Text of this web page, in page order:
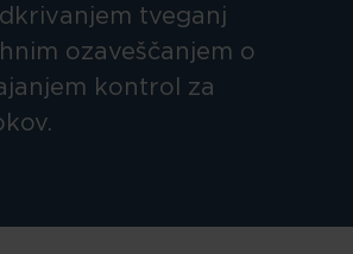
tveganj
ozaveščanjem o
kontrol za